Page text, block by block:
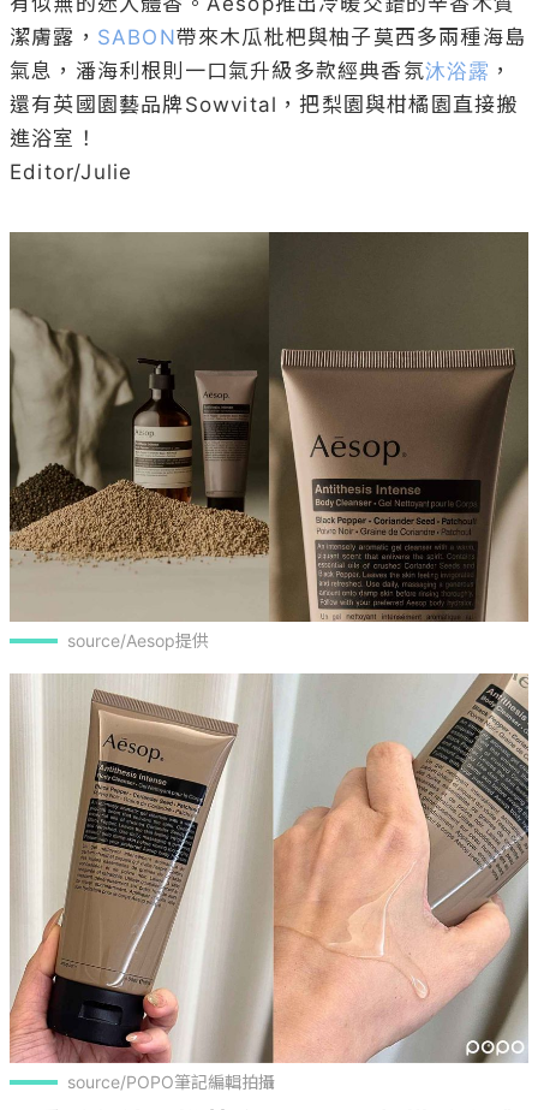
潔膚露， SABON帶來木瓜枇杷與柚子莫西多兩種海島
氣息，潘海利根則一口氣升級多款經典香氛沐浴露 ，
還有英國園藝品牌Sowvital，把梨園與柑橘園直接搬
進浴室！
Editor/Julie
source/Aesop提供
source/POPO筆記編輯拍攝